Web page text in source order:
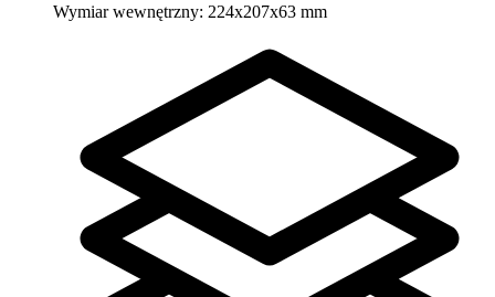
Wymiar wewnętrzny: 224x207x63 mm